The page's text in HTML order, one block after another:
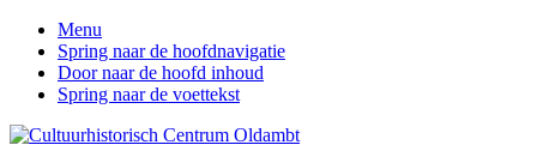
Menu
Spring naar de hoofdnavigatie
Door naar de hoofd inhoud
Spring naar de voettekst